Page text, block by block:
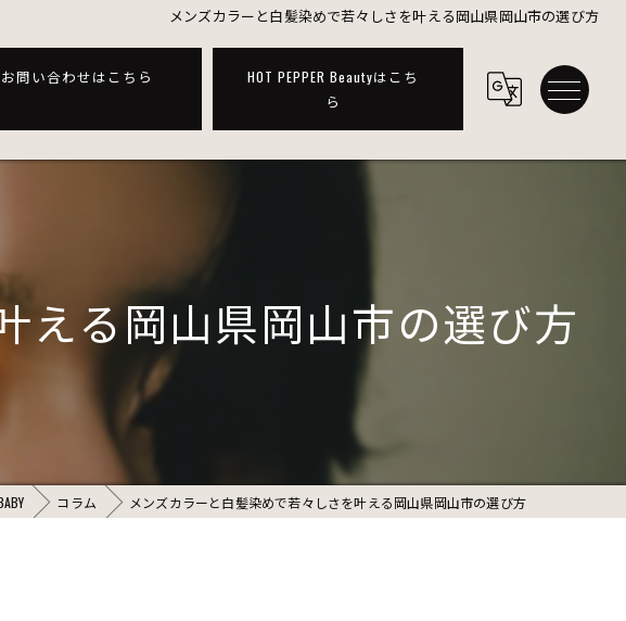
メンズカラーと白髪染めで若々しさを叶える岡山県岡山市の選び方
お問い合わせはこちら
HOT PEPPER Beautyはこち
ら
える岡山県岡山市の選び方
コラム メンズカラーと白髪染めで若々しさを叶える岡山県岡山市の選び方